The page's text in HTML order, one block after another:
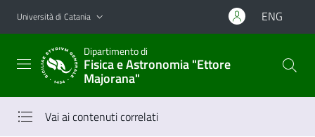
Vai al contenuto principale
Vai al menu di navigazione
Università di Catania ENG
Dipartimento di
Fisica e Astronomia "Ettore
Majorana"
Vai ai contenuti correlati